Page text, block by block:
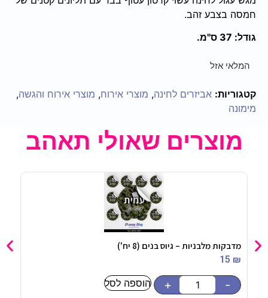
חמסה בצבע זהב.
גודל: 37 ס"מ.
המלאי אזל
קטגוריות: אביזרים לחינה, מוצרי אירוח, מוצרי אירוח והגשה,
מימונה
מוצרים שאולי תאהב
מדבקות מלבניות – ‏‏גיוס בנים (8 יח')
15 ₪
-
+ הוספה לסל
נר